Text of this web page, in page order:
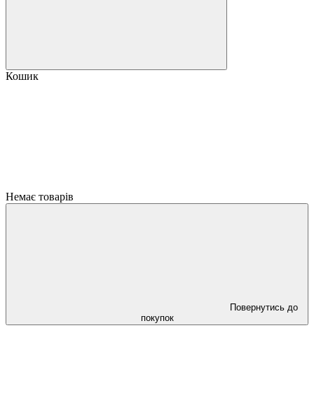
Кошик
Немає товарів
Повернутись до
покупок